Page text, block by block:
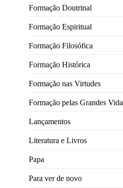
Formação Doutrinal
Formação Espiritual
Formação Filosófica
Formação Histórica
Formação nas Virtudes
Formação pelas Grandes
Lançamentos
Literatura e Livros
Papa
Para ver de novo